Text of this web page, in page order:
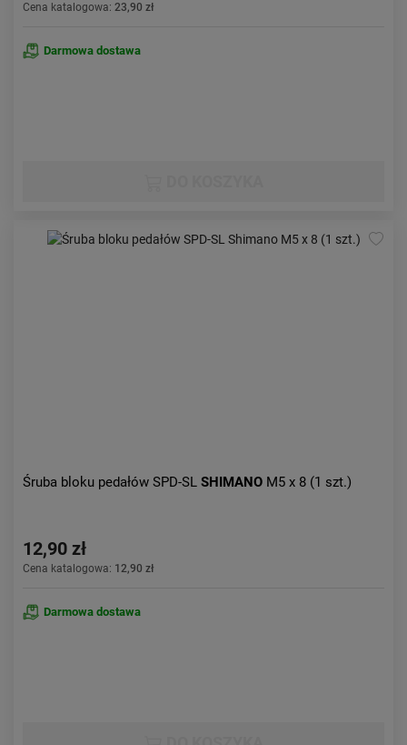
Cena katalogowa: 23,90 zł
Darmowa dostawa
Śruba bloku pedałów SPD-SL SHIMANO M5 x 8 (1 szt.)
12,90 zł
Cena katalogowa: 12,90 zł
Darmowa dostawa